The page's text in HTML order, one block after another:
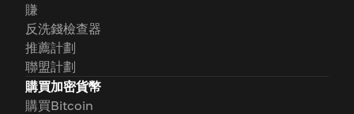
賺
反洗錢檢查器
推薦計劃
聯盟計劃
購買加密貨幣
購買Bitcoin